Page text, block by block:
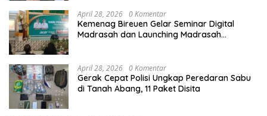
April 28, 2026 0 Komentar
Kemenag Bireuen Gelar Seminar Digital
Madrasah dan Launching Madrasah
April 28, 2026 0 Komentar
Gerak Cepat Polisi Ungkap Peredaran Sabu
di Tanah Abang, 11 Paket Disita